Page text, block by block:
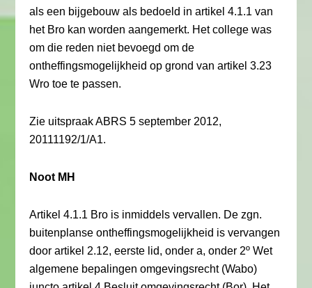
als een bijgebouw als bedoeld in artikel 4.1.1 van
het Bro kan worden aangemerkt. Het college was
om die reden niet bevoegd om de
ontheffingsmogelijkheid op grond van artikel 3.23
Wro toe te passen.
Zie uitspraak ABRS 5 september 2012,
20111192/1/A1.
Noot MH
Artikel 4.1.1 Bro is inmiddels vervallen. De zgn.
buitenplanse ontheffingsmogelijkheid is vervangen
door artikel 2.12, eerste lid, onder a, onder 2º Wet
algemene bepalingen omgevingsrecht (Wabo)